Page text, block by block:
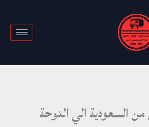
السعودية الي الدوحة